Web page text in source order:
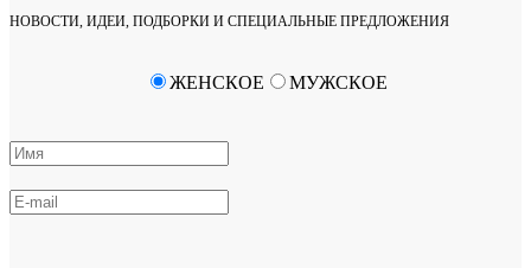
НОВОСТИ, ИДЕИ, ПОДБОРКИ И СПЕЦИАЛЬНЫЕ ПРЕДЛОЖЕНИЯ
ЖЕНСКОЕ МУЖСКОЕ